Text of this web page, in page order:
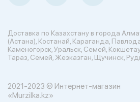
Доставка по Казахстану в города
(Астана), Костанай, Караганда,
Каменогорск, Уральск, Семей,
Тараз, Семей, Жезказган, Щучинск,
2021-2023 © Интернет-магазин
«Murzilka.kz»